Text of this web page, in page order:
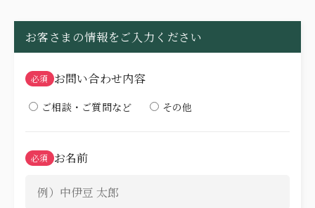
LOCATION
WEDDING & PHOTO PLAN
REPORTカップルレポート
お客さまの情報をご入力ください
必須 お問い合わせ内容
ご相談・ご質問など その他
必須 お名前